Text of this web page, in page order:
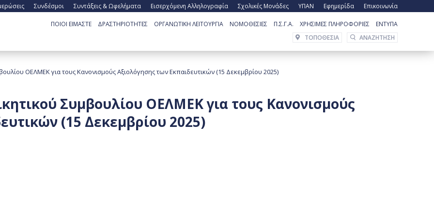
Συνδέσμοι Συντάξεις & Ωφελήματα Εισερχόμενη Αλληλογραφία Σχολικές Μονάδες ΥΠΑΝ Εφημερίδα Επικοινωνία
ΠΟΙΟΙ ΕΙΜΑΣΤΕ ΔΡΑΣΤΗΡΙΟΤΗΤΕΣ ΟΡΓΑΝΩΤΙΚΗ ΛΕΙΤΟΥΡΓΙΑ ΝΟΜΟΘΕΣΙΕΣ Π.Σ.Γ.Α. ΧΡΗΣΙΜΕΣ ΠΛΗΡΟΦΟΡΙΕΣ
ΕΝΤΥΠΑ
ΤΟΠΟΘΕΣΙΑ
ΟΕΛΜΕΚ για τους Κανονισμούς Αξιολόγησης των Εκπαιδευτικών (15 Δεκεμβρίου 2025)
Συμβουλίου ΟΕΛΜΕΚ για τους Κανονισμούς
(15 Δεκεμβρίου 2025)